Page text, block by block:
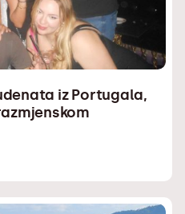
iz Portugala,